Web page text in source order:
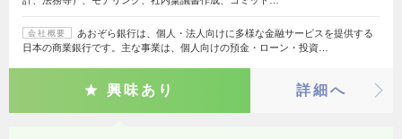
会社概要
あおぞら銀行は、個人・法人向けに多様な金融サービスを提供する
日本の商業銀行です。主な事業は、個人向けの預金・ローン・投資…
興味あり 詳細へ